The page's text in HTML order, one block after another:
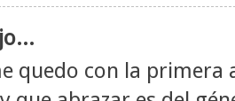
quedo con la